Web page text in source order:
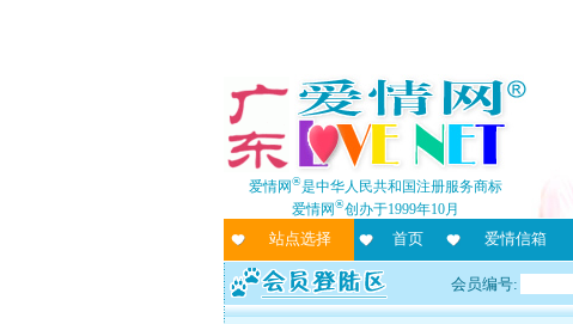
爱情网®是中华人民共和国注册服务商标
爱情网®创办于1999年10月
站点选择 首页 爱情信箱
会员编号: